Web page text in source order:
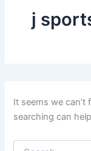
j
It seems we can’t
searching can